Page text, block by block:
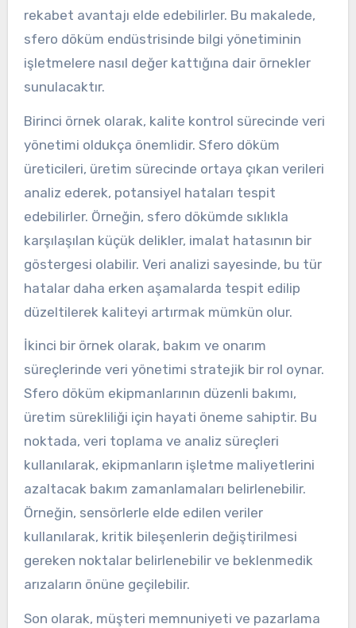
rekabet avantajı elde edebilirler. Bu makalede,
sfero döküm endüstrisinde bilgi yönetiminin
işletmelere nasıl değer kattığına dair örnekler
sunulacaktır.
Birinci örnek olarak, kalite kontrol sürecinde veri
yönetimi oldukça önemlidir. Sfero döküm
üreticileri, üretim sürecinde ortaya çıkan verileri
analiz ederek, potansiyel hataları tespit
edebilirler. Örneğin, sfero dökümde sıklıkla
karşılaşılan küçük delikler, imalat hatasının bir
göstergesi olabilir. Veri analizi sayesinde, bu tür
hatalar daha erken aşamalarda tespit edilip
düzeltilerek kaliteyi artırmak mümkün olur.
İkinci bir örnek olarak, bakım ve onarım
süreçlerinde veri yönetimi stratejik bir rol oynar.
Sfero döküm ekipmanlarının düzenli bakımı,
üretim sürekliliği için hayati öneme sahiptir. Bu
noktada, veri toplama ve analiz süreçleri
kullanılarak, ekipmanların işletme maliyetlerini
azaltacak bakım zamanlamaları belirlenebilir.
Örneğin, sensörlerle elde edilen veriler
kullanılarak, kritik bileşenlerin değiştirilmesi
gereken noktalar belirlenebilir ve beklenmedik
arızaların önüne geçilebilir.
Son olarak, müşteri memnuniyeti ve pazarlama